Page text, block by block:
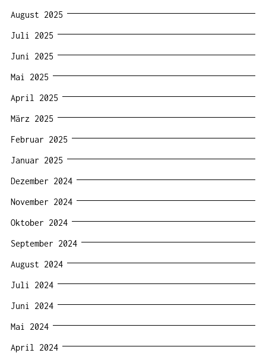
August 2025
Juli 2025
Juni 2025
Mai 2025
April 2025
März 2025
Februar 2025
Januar 2025
Dezember 2024
November 2024
Oktober 2024
September 2024
August 2024
Juli 2024
Juni 2024
Mai 2024
April 2024